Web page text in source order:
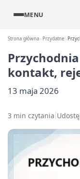
MENU
Strona główna Przydatne
kontakt,
13 maja 2026
3 min czytania